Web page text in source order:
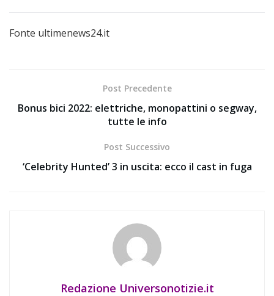
Fonte ultimenews24.it
Post Precedente
Bonus bici 2022: elettriche, monopattini o segway,
tutte le info
Post Successivo
‘Celebrity Hunted’ 3 in uscita: ecco il cast in fuga
Redazione Universonotizie.it